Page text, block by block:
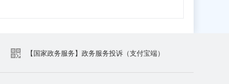
【国家政务服务】政务服务投诉（支付宝端）